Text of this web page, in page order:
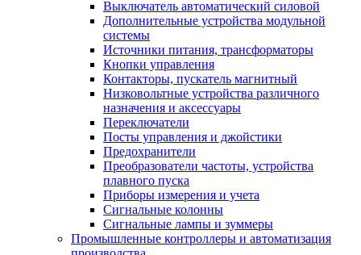
Выключатель автоматический силовой
Дополнительные устройства модульной
системы
Источники питания, трансформаторы
Кнопки управления
Контакторы, пускатель магнитный
Низковольтные устройства различного
назначения и аксессуары
Переключатели
Посты управления и джойстики
Предохранители
Преобразователи частоты, устройства
плавного пуска
Приборы измерения и учета
Сигнальные колонны
Сигнальные лампы и зуммеры
Промышленные контроллеры и автоматизация